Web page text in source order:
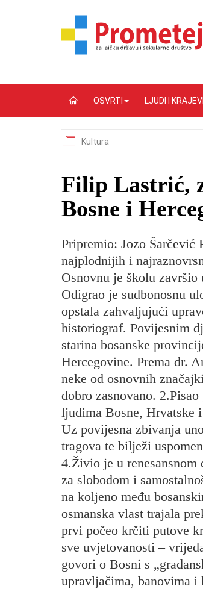
OSVRTI LJUDI I KRAJEVI
Kultura
Filip Lastrić,
Bosne i
Pripremio: Jozo Šarčević
najplodnijih i
Osnovnu je školu
Odigrao je sudbonosnu
opstala zahvaljujući
historiograf. Povijesnim
starina bosanske
Hercegovine. Prema dr.
neke od osnovnih
dobro zasnovano.
ljudima Bosne, Hrvatske
Uz povijesna zbivanja
tragova te bilježi
4.Živio je u
za slobodom i
na koljeno među
osmanska vlast trajala
prvi počeo krčiti putove
sve uvjetovanosti –
govori o Bosni s
upravljačima, banovima i